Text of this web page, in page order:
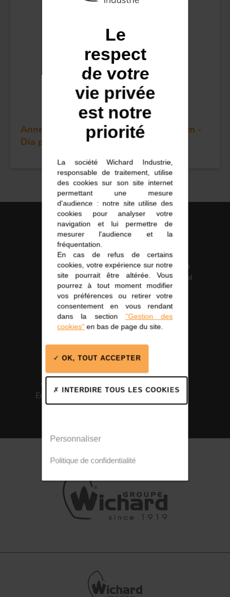
Anneau rond - 316L - Dia section: 5 mm -
Dia passage: 21,5 mm
Fabrication
française
Certification
Santé Médical
ISO 13485
Certification
Environnement
ISO 14001
Solutions
intégrées
Le
respect
de votre
vie privée
est notre
priorité
La société Wichard Industrie,
responsable de traitement, utilise
des cookies sur son site internet
permettant une mesure
d'audience : notre site utilise des
cookies pour analyser votre
navigation et lui permettre de
mesurer l'audience et la
fréquentation.
En cas de refus de certains
cookies, votre expérience sur notre
site pourrait être altérée. Vous
pourrez à tout moment modifier
vos préférences ou retirer votre
consentement en vous rendant
dans la section"Gestion des
cookies"en bas de page du site.
OK, TOUT ACCEPTER
INTERDIRE TOUS LES COOKIES
Personnaliser
Politique de confidentialité